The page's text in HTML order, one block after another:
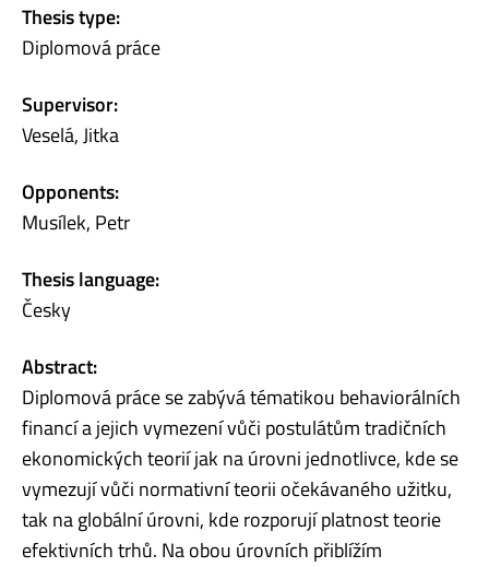
Thesis type:
Diplomová práce
Supervisor:
Veselá, Jitka
Opponents:
Musílek, Petr
Thesis language:
Česky
Abstract:
Diplomová práce se zabývá tématikou behaviorálních
financí a jejich vymezení vůči postulátům tradičních
ekonomických teorií jak na úrovni jednotlivce, kde se
vymezují vůči normativní teorii očekávaného užitku,
tak na globální úrovni, kde rozporují platnost teorie
efektivních trhů. Na obou úrovních přiblížím